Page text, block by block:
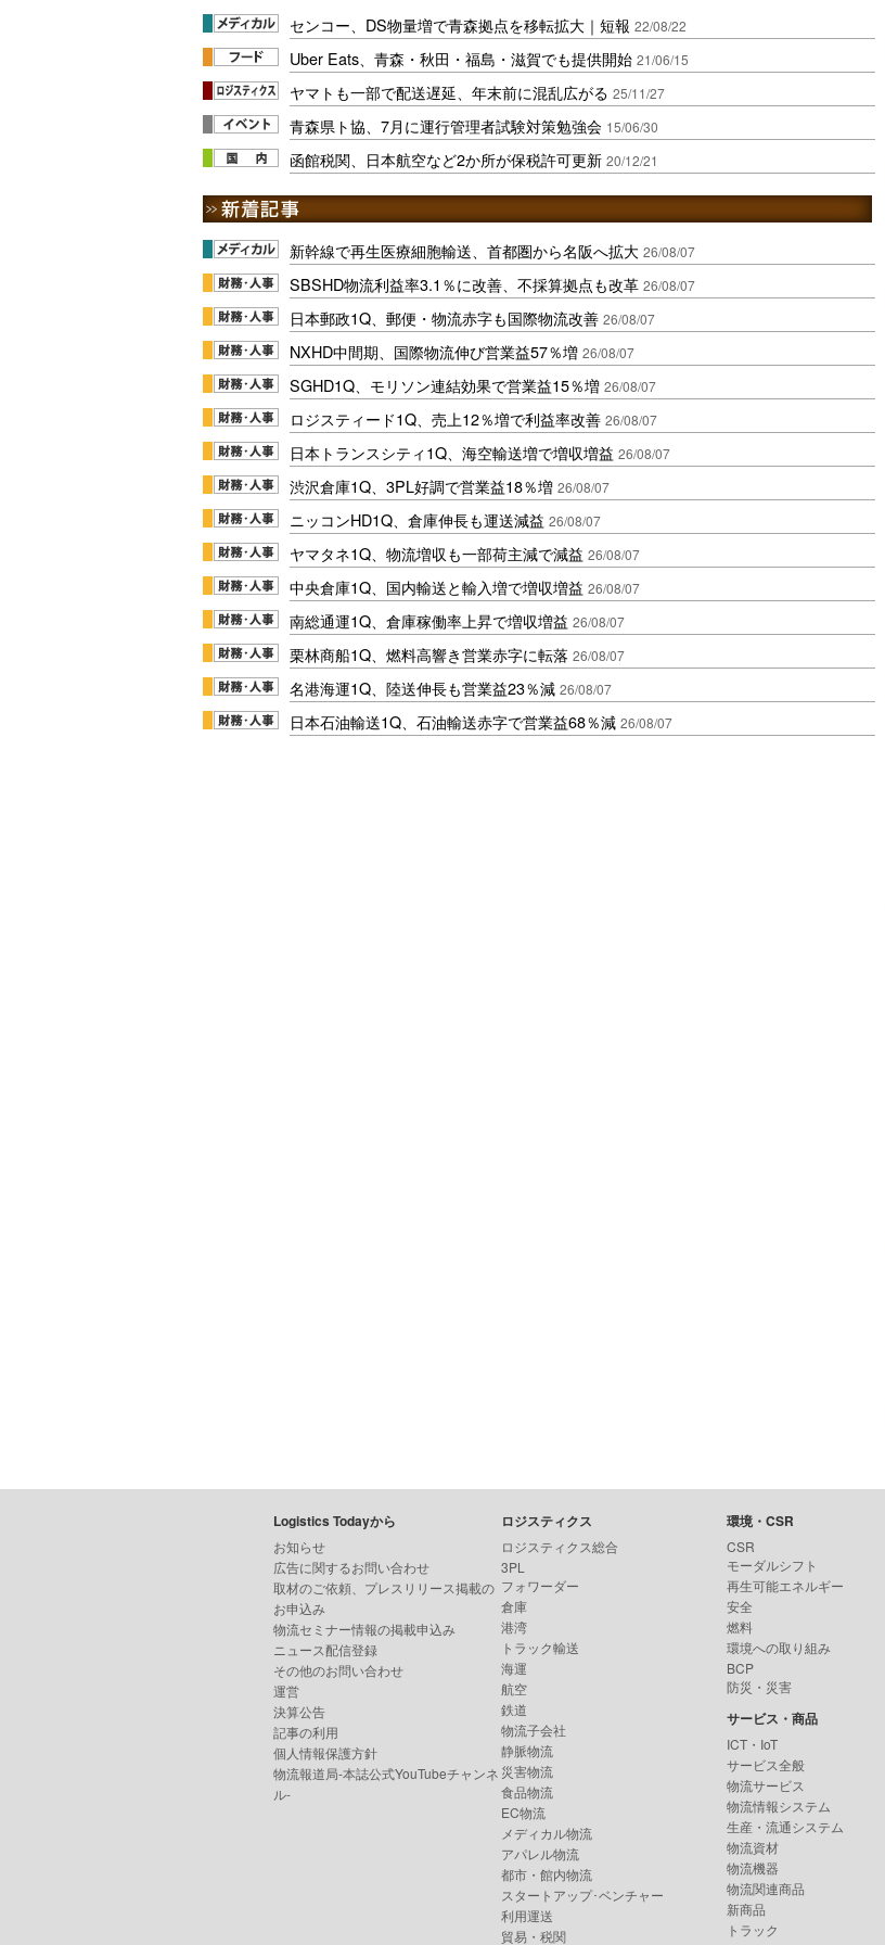
センコー、DS物量増で青森拠点を移転拡大｜短報 22/08/22
Uber Eats、青森・秋田・福島・滋賀でも提供開始 21/06/15
ヤマトも一部で配送遅延、年末前に混乱広がる 25/11/27
青森県ト協、7月に運行管理者試験対策勉強会 15/06/30
函館税関、日本航空など2か所が保税許可更新 20/12/21
新幹線で再生医療細胞輸送、首都圏から名阪へ拡大 26/08/07
SBSHD物流利益率3.1％に改善、不採算拠点も改革 26/08/07
日本郵政1Q、郵便・物流赤字も国際物流改善 26/08/07
NXHD中間期、国際物流伸び営業益57％増 26/08/07
SGHD1Q、モリソン連結効果で営業益15％増 26/08/07
ロジスティード1Q、売上12％増で利益率改善 26/08/07
日本トランスシティ1Q、海空輸送増で増収増益 26/08/07
渋沢倉庫1Q、3PL好調で営業益18％増 26/08/07
ニッコンHD1Q、倉庫伸長も運送減益 26/08/07
ヤマタネ1Q、物流増収も一部荷主減で減益 26/08/07
中央倉庫1Q、国内輸送と輸入増で増収増益 26/08/07
南総通運1Q、倉庫稼働率上昇で増収増益 26/08/07
栗林商船1Q、燃料高響き営業赤字に転落 26/08/07
名港海運1Q、陸送伸長も営業益23％減 26/08/07
日本石油輸送1Q、石油輸送赤字で営業益68％減 26/08/07
Logistics Todayから
お知らせ
広告に関するお問い合わせ
取材のご依頼、プレスリリース掲載の
お申込み
物流セミナー情報の掲載申込み
ニュース配信登録
その他のお問い合わせ
運営
決算公告
記事の利用
個人情報保護方針
物流報道局-本誌公式YouTubeチャンネ
ル-
ロジスティクス
ロジスティクス総合
3PL
フォワーダー
倉庫
港湾
トラック輸送
海運
航空
鉄道
物流子会社
静脈物流
災害物流
食品物流
EC物流
メディカル物流
アパレル物流
都市・館内物流
スタートアップ･ベンチャー
利用運送
貿易・税関
環境・CSR
CSR
モーダルシフト
再生可能エネルギー
安全
燃料
環境への取り組み
BCP
防災・災害
サービス・商品
ICT・IoT
サービス全般
物流サービス
物流情報システム
生産・流通システム
物流資材
物流機器
物流関連商品
新商品
トラック